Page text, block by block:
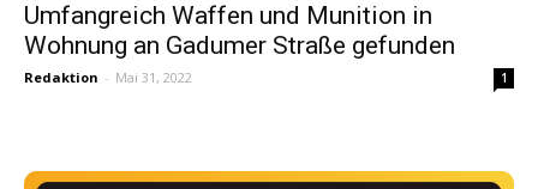
Umfangreich Waffen und Munition in
Wohnung an Gadumer Straße gefunden
Redaktion - Mai 31, 2022 1